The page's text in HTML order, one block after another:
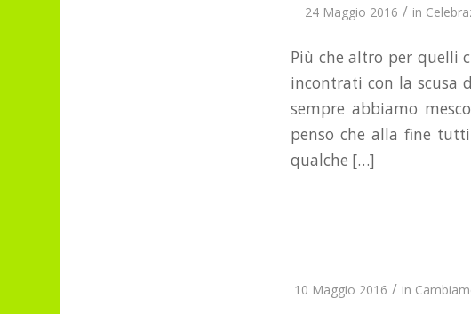
24 Maggio 2016 / in
Più che altro per quelli
incontrati con la scusa
sempre abbiamo
penso che alla fine
qualche […]
10 Maggio 2016 / in